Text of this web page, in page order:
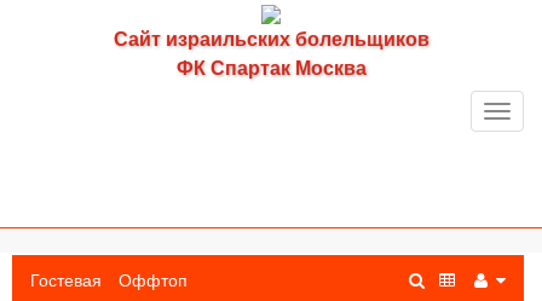
Сайт израильских болельщиков
ФК Спартак Москва
Гостевая Оффтоп